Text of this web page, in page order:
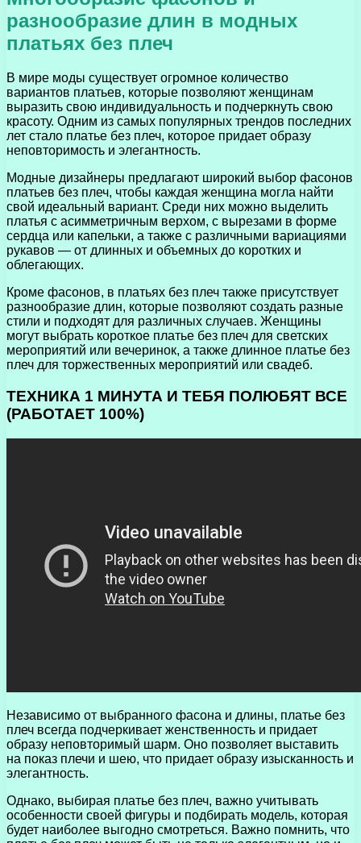
разнообразие длин в модных
платьях без плеч
В мире моды существует огромное количество
вариантов платьев, которые позволяют женщинам
выразить свою индивидуальность и подчеркнуть свою
красоту. Одним из самых популярных трендов последних
лет стало платье без плеч, которое придает образу
неповторимость и элегантность.
Модные дизайнеры предлагают широкий выбор фасонов
платьев без плеч, чтобы каждая женщина могла найти
свой идеальный вариант. Среди них можно выделить
платья с асимметричным верхом, с вырезами в форме
сердца или капельки, а также с различными вариациями
рукавов — от длинных и объемных до коротких и
облегающих.
Кроме фасонов, в платьях без плеч также присутствует
разнообразие длин, которые позволяют создать разные
стили и подходят для различных случаев. Женщины
могут выбрать короткое платье без плеч для светских
мероприятий или вечеринок, а также длинное платье без
плеч для торжественных мероприятий или свадеб.
ТЕХНИКА 1 МИНУТА И ТЕБЯ ПОЛЮБЯТ ВСЕ
(РАБОТАЕТ 100%)
Независимо от выбранного фасона и длины, платье без
плеч всегда подчеркивает женственность и придает
образу неповторимый шарм. Оно позволяет выставить
на показ плечи и шею, что придает образу изысканность и
элегантность.
Однако, выбирая платье без плеч, важно учитывать
особенности своей фигуры и подбирать модель, которая
будет наиболее выгодно смотреться. Важно помнить, что